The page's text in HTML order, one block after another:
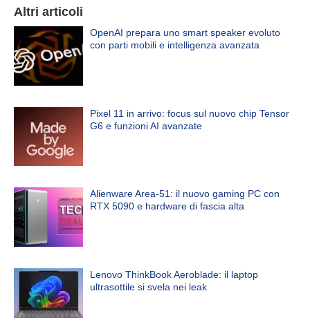
Altri articoli
OpenAI prepara uno smart speaker evoluto
con parti mobili e intelligenza avanzata
Pixel 11 in arrivo: focus sul nuovo chip Tensor
G6 e funzioni AI avanzate
Alienware Area-51: il nuovo gaming PC con
RTX 5090 e hardware di fascia alta
Lenovo ThinkBook Aeroblade: il laptop
ultrasottile si svela nei leak